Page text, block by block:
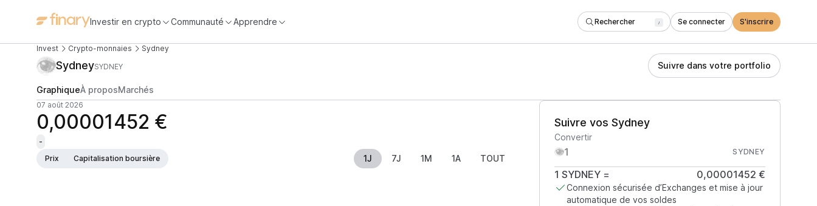
Investir en crypto Communauté Apprendre Rechercher / Se connecter S'inscrire
Invest Crypto-monnaies Sydney
SydneySYDNEY Suivre dans votre portfolio
GraphiqueÀ proposMarchés
07 août 2026
0,00001452 €
-
Prix
Capitalisation boursière 1J 7J 1M 1A TOUT
Suivre vos Sydney
Convertir
SYDNEY
1 SYDNEY= 0,00001452 €
Connexion sécurisée d’Exchanges et mise à jour
automatique de vos soldes